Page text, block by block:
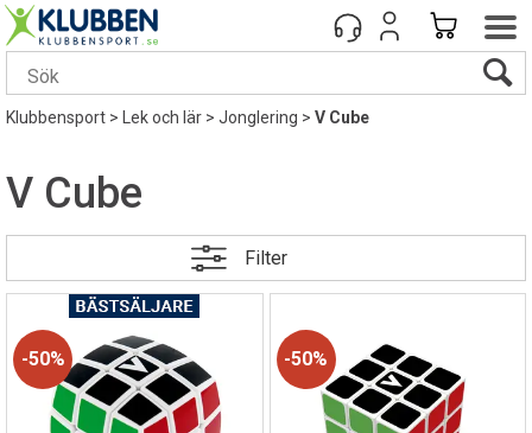
Klubbensport> Lek och lär>Jonglering>V Cube
V Cube
Filter
50% 50%